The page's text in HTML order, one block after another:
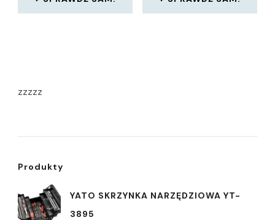
zzzzz
Produkty
YATO SKRZYNKA NARZĘDZIOWA YT-
3895